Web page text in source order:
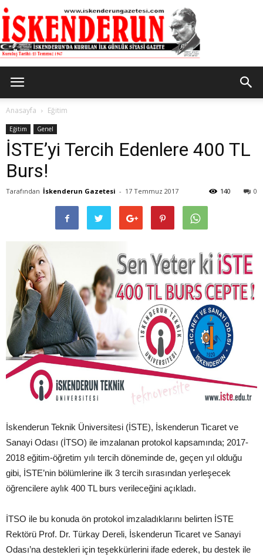
Gazetesi
Anasayfa Eğitim
Eğitim Genel
İSTE’yi Tercih Edenlere 400 TL
Burs!
Tarafından İskenderun Gazetesi - 17 Temmuz 2017 0
140
İskenderun Teknik Üniversitesi (İSTE), İskenderun Ticaret ve
Sanayi Odası (İTSO) ile imzalanan protokol kapsamında; 2017-
2018 eğitim-öğretim yılı tercih döneminde de, geçen yıl olduğu
gibi, İSTE’nin bölümlerine ilk 3 tercih sırasından yerleşecek
öğrencilere aylık 400 TL burs verileceğini açıkladı.
İTSO ile bu konuda ön protokol imzaladıklarını belirten İSTE
Rektörü Prof. Dr. Türkay Dereli, İskenderun Ticaret ve Sanayi
Odası’na destekleri için teşekkürlerini ifade ederek, bu destek ile